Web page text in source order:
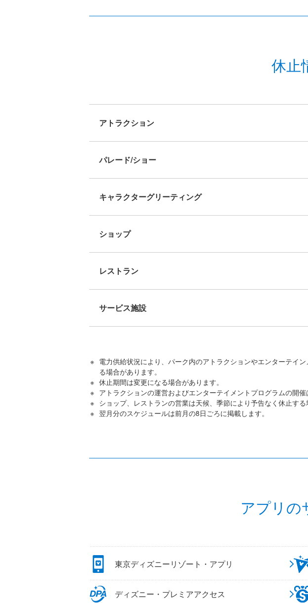
休止
アトラクション
パレード/ショー
キャラクターグリーティング
ショップ
レストラン
サービス施設
電力供給状況により、パーク内のアトラクションやエンターテイ
る場合があります。
休止期間は変更になる場合があります。
アトラクションの運営およびエンターテイメントプログラムの開催
ショップ、レストランの営業は天候、季節により予告なく休止する
翌月分のスケジュールは前月の8日ごろに掲載します。
アプリの
東京ディズニーリゾート・アプリ
ディズニー・プレミアアクセス